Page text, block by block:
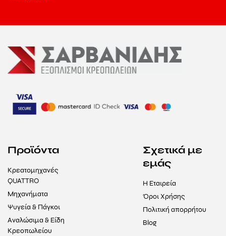
Προϊόντα
Κρεατομηχανές
QUATTRO
Μηχανήματα
Ψυγεία & Πάγκοι
Αναλώσιμα & Είδη
Κρεοπωλείου
Σχετικά με
εμάς
Η Εταιρεία
Όροι Χρήσης
Πολιτική απορρήτου
Blog